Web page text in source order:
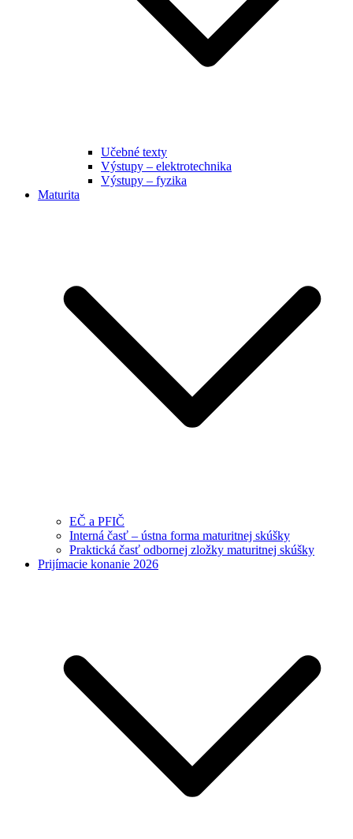
Učebné texty
Výstupy – elektrotechnika
Výstupy – fyzika
Maturita
EČ a PFIČ
Interná časť – ústna forma maturitnej skúšky
Praktická časť odbornej zložky maturitnej skúšky
Prijímacie konanie 2026